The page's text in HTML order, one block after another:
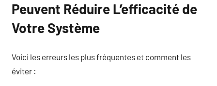
Peuvent Réduire L’efficacité de
Votre Système
Voici les erreurs les plus fréquentes et comment les
éviter :